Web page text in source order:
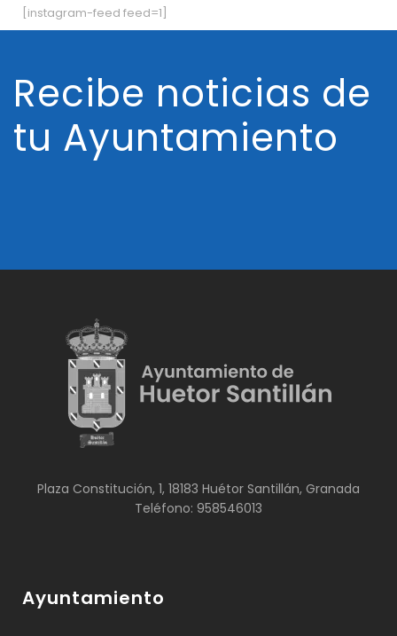
[instagram-feed feed=1]
Recibe noticias de
tu Ayuntamiento
Plaza Constitución, 1, 18183 Huétor Santillán, Granada
Teléfono: 958546013
Ayuntamiento